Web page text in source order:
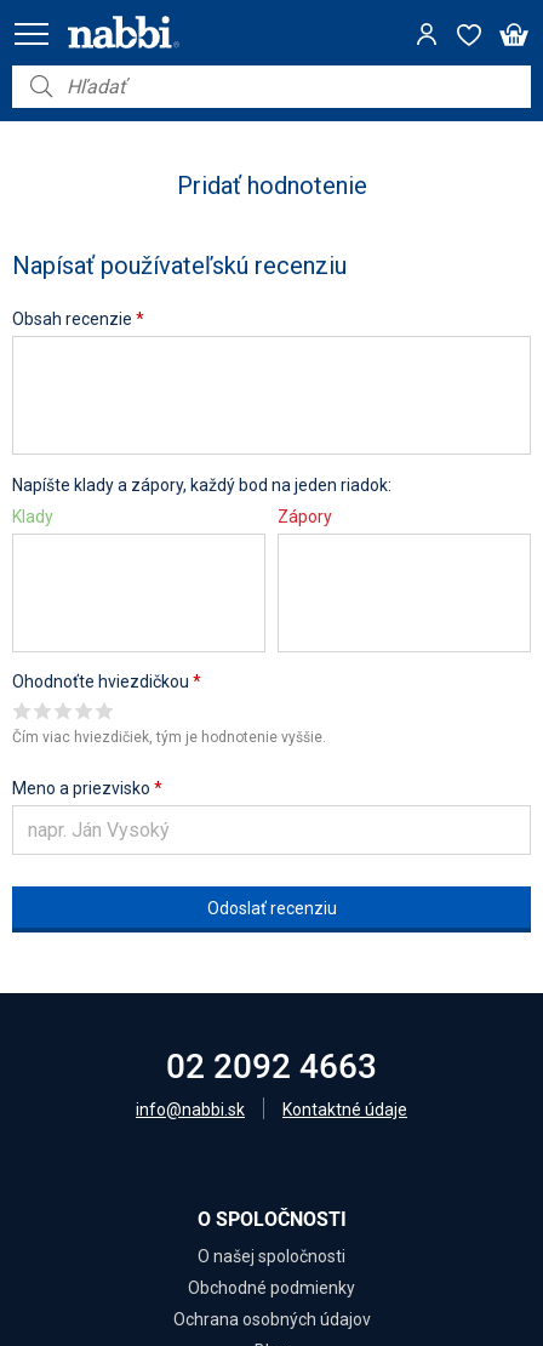
Nábytok
Akcie
Výpredaj
Pridať hodnotenie
Napísať používateľskú recenziu
Obsah recenzie *
Napíšte klady a zápory, každý bod na jeden riadok:
Klady
Zápory
Ohodnoťte hviezdičkou *
Čím viac hviezdičiek, tým je hodnotenie vyššie.
Meno a priezvisko *
02 2092 4663
info@nabbi.sk Kontaktné údaje
O SPOLOČNOSTI
O našej spoločnosti
Obchodné podmienky
Ochrana osobných údajov